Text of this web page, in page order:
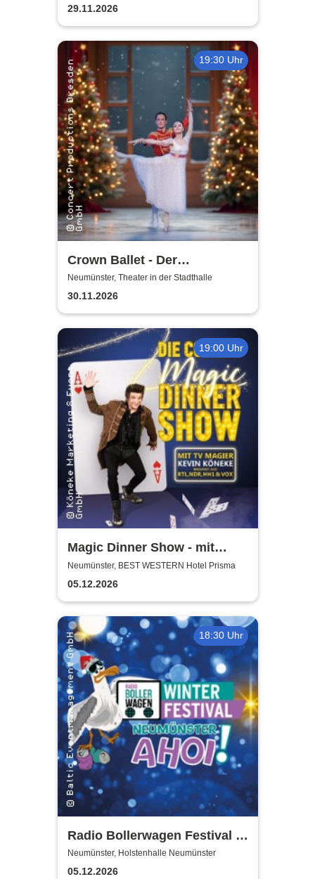
29.11.2026
19:30 Uhr
Crown Ballet - Der
Nussknacker
Neumünster, Theater in der Stadthalle
30.11.2026
19:00 Uhr
Magic Dinner Show - mit
Kevin Köneke
Neumünster, BEST WESTERN Hotel Prisma
05.12.2026
18:30 Uhr
Radio Bollerwagen Festival -
Neumünster Ahoi!
Neumünster, Holstenhalle Neumünster
05.12.2026